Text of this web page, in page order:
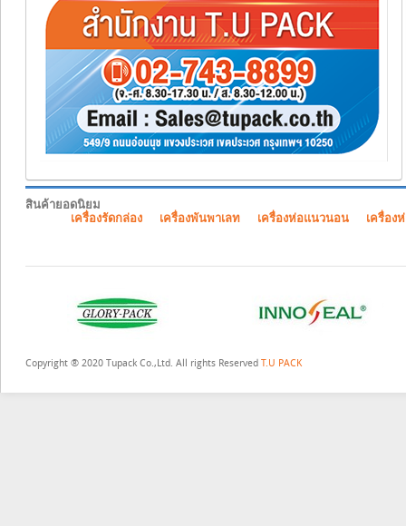
สินค้ายอดนิยม
เครื่องรัดกล่อง
เครื่องพันพาเลท เครื่องห่อแนวนอน เครื่อง
Copyright ® 2020 Tupack Co.,Ltd. All rights Reserved T.U PACK